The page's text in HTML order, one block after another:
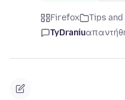
Firefox Tips
TyDraniu